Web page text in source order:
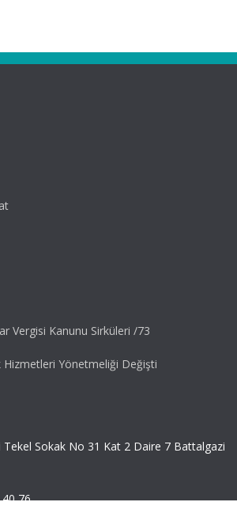
Vergisi Kanunu Sirküleri /73
Hizmetleri Yönetmeliği Değişti
Tekel Sokak No 31 Kat 2 Daire 7 Battalgazi
76